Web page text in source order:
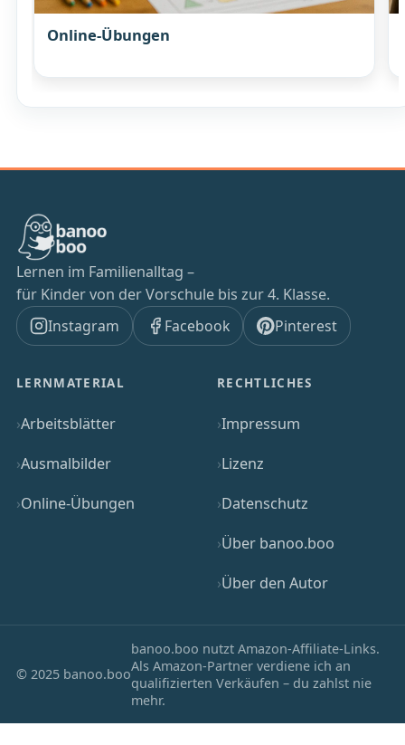
Online-Übungen
Lernen im Familienalltag –
für Kinder von der Vorschule bis zur 4. Klasse.
Instagram
Facebook Pinterest
LERNMATERIAL
Arbeitsblätter
Ausmalbilder
Online-Übungen
RECHTLICHES
Impressum
Lizenz
Datenschutz
Über banoo.boo
Über den Autor
© 2025 banoo.boo
banoo.boo nutzt Amazon-Affiliate-Links.
Als Amazon-Partner verdiene ich an
qualifizierten Verkäufen – du zahlst nie
mehr.